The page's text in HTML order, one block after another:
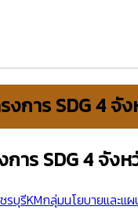
การ SDG 4 จั
าร SDG 4 จัง
รบุรีKMกลุ่มนโยบายและแผ